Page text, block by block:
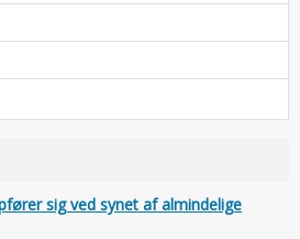
sig ved synet af almindelige